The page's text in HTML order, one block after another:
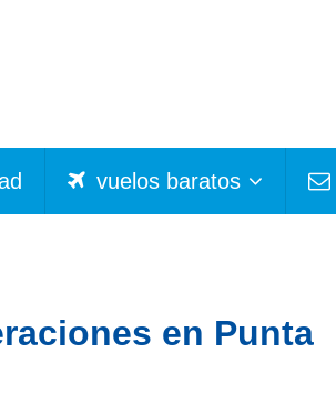
vuelos baratos
en Punta